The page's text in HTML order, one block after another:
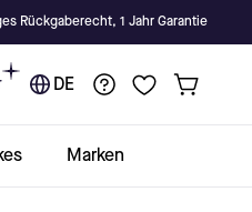
Rückgaberecht, 1 Jahr Garantie
DE
Marken